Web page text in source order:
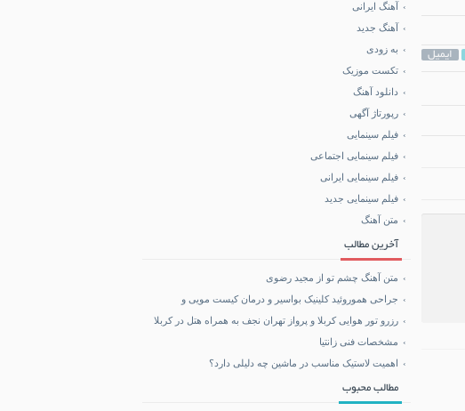
ایمیل
آهنگ ایرانی
آهنگ جدید
به زودی
تکست موزیک
دانلود آهنگ
رپورتاژ آگهی
فیلم سینمایی
فیلم سینمایی اجتماعی
فیلم سینمایی ایرانی
فیلم سینمایی جدید
متن آهنگ
آخرین مطالب
متن آهنگ چشم تو از مجید رضوی
جراحی هموروئید کلینیک بواسیر و درمان کیست مویی و
رزرو تور هوایی کربلا و پرواز تهران نجف به همراه هتل در کربلا
مشخصات فنی زانتیا
اهمیت لاستیک مناسب در ماشین چه دلیلی دارد؟
مطالب محبوب